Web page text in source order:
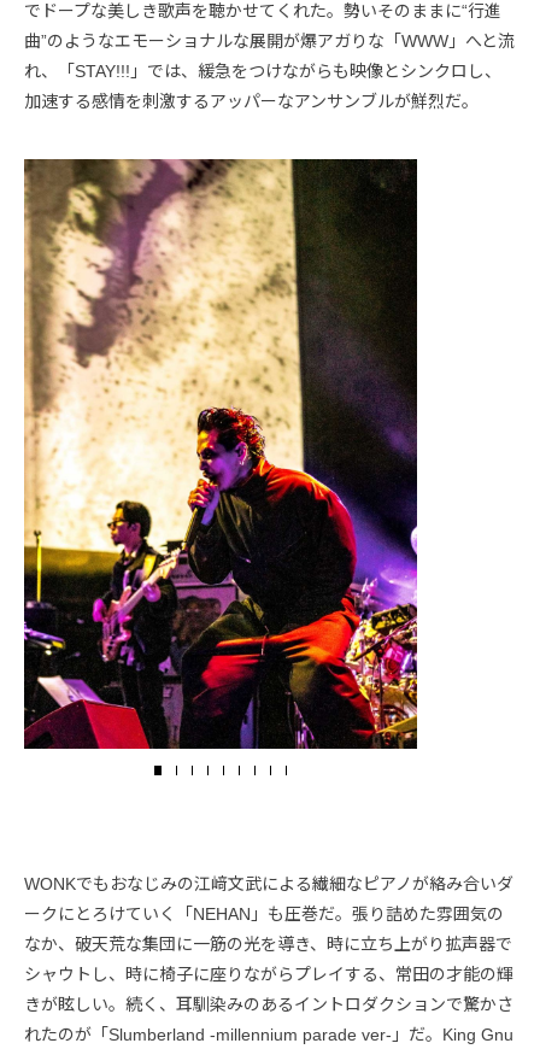
でドープな美しき歌声を聴かせてくれた。勢いそのままに“行進
曲”のようなエモーショナルな展開が爆アガりな「WWW」へと流
れ、「STAY!!!」では、緩急をつけながらも映像とシンクロし、
加速する感情を刺激するアッパーなアンサンブルが鮮烈だ。
WONKでもおなじみの江﨑文武による繊細なピアノが絡み合いダ
ークにとろけていく「NEHAN」も圧巻だ。張り詰めた雰囲気の
なか、破天荒な集団に一筋の光を導き、時に立ち上がり拡声器で
シャウトし、時に椅子に座りながらプレイする、常田の才能の輝
きが眩しい。続く、耳馴染みのあるイントロダクションで驚かさ
れたのが「Slumberland -millennium parade ver-」だ。King Gnu